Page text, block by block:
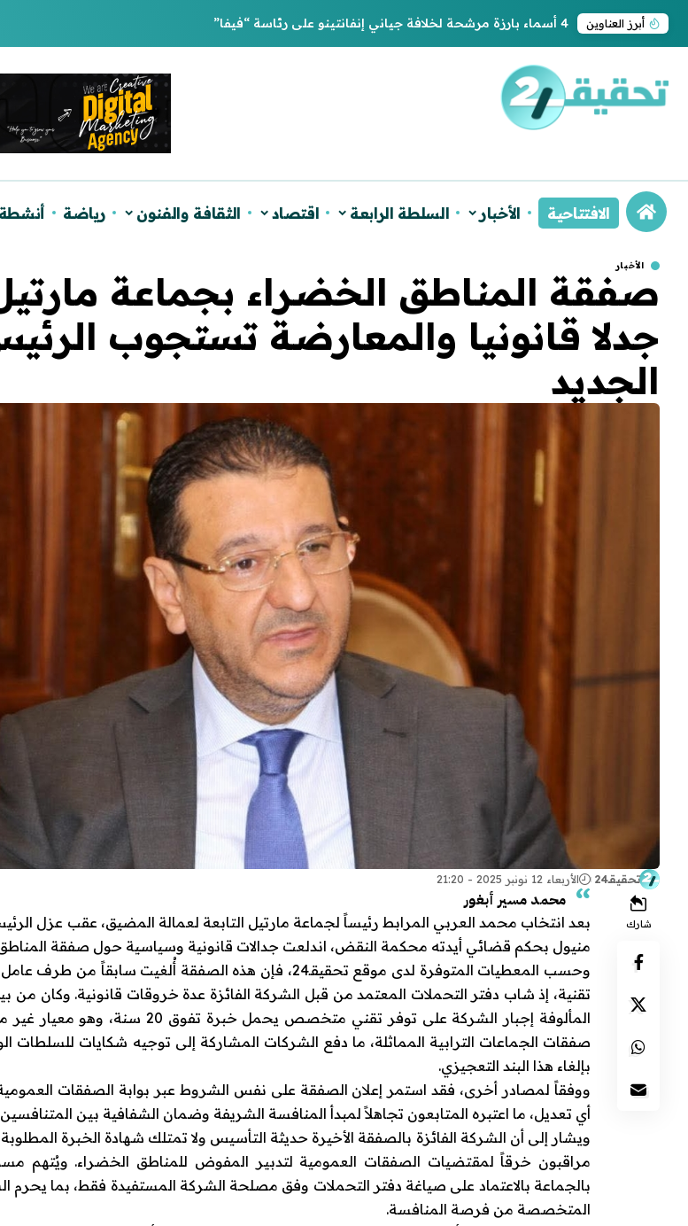
أبرز العناوين 4 أسماء بارزة مرشحة لخلافة جياني إنفانتينو على رئاسة “فيفا”
الافتتاحية الأخبار السلطة الرابعة اقتصاد الثقافة والفنون رياضة
الأخبار
صفقة المناطق الخضراء بجماعة
جدلا قانونيا والمعارضة تستجوب
الجديد
تحقيقـ24 الأربعاء 12 نونبر 2025 - 21:20
شارك
محمد مسير أبغور
بعد انتخاب محمد العربي المرابط رئيساً لجماعة مارتيل التابعة لعمالة المضيق، عقب عزل
منيول بحكم قضائي أيدته محكمة النقض، اندلعت جدالات قانونية وسياسية حول صفقة
وحسب المعطيات المتوفرة لدى موقع تحقيقـ24، فإن هذه الصفقة أُلغيت سابقاً من
تقنية، إذ شاب دفتر التحملات المعتمد من قبل الشركة الفائزة عدة خروقات قانونية. وكان من
المألوفة إجبار الشركة على توفر تقني متخصص يحمل خبرة
صفقات الجماعات الترابية المماثلة، ما دفع الشركات المشاركة إلى توجيه شكايات للسلطات
بإلغاء هذا البند التعجيزي.
ووفقاً لمصادر أخرى، فقد استمر إعلان الصفقة على نفس الشروط عبر بوابة الصفقات
أي تعديل، ما اعتبره المتابعون تجاهلاً لمبدأ المنافسة الشريفة وضمان الشفافية بين
ويشار إلى أن الشركة الفائزة بالصفقة الأخيرة حديثة التأسيس ولا تمتلك شهادة الخبرة
مراقبون خرقاً لمقتضيات الصفقات العمومية لتدبير المفوض للمناطق الخضراء. ويُتهم
بالجماعة بالاعتماد على صياغة دفتر التحملات وفق مصلحة الشركة المستفيدة فقط، بما يحرم
المتخصصة من فرصة المنافسة.